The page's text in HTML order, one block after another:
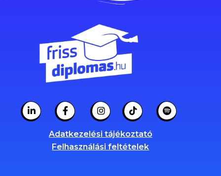
Adatkezelési tájékoztató
Felhasználási feltételek